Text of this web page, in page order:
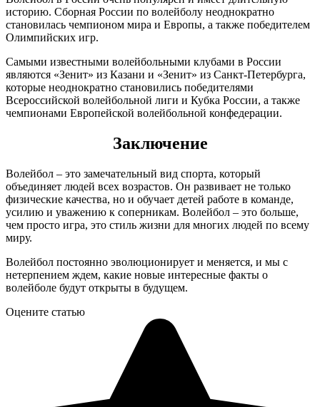
историю. Сборная России по волейболу неоднократно
становилась чемпионом мира и Европы, а также победителем
Олимпийских игр.
Самыми известными волейбольными клубами в России
являются «Зенит» из Казани и «Зенит» из Санкт-Петербурга,
которые неоднократно становились победителями
Всероссийской волейбольной лиги и Кубка России, а также
чемпионами Европейской волейбольной конфедерации.
Заключение
Волейбол – это замечательный вид спорта, который
объединяет людей всех возрастов. Он развивает не только
физические качества, но и обучает детей работе в команде,
усилию и уважению к соперникам. Волейбол – это больше,
чем просто игра, это стиль жизни для многих людей по всему
миру.
Волейбол постоянно эволюционирует и меняется, и мы с
нетерпением ждем, какие новые интересные факты о
волейболе будут открыты в будущем.
Оцените статью